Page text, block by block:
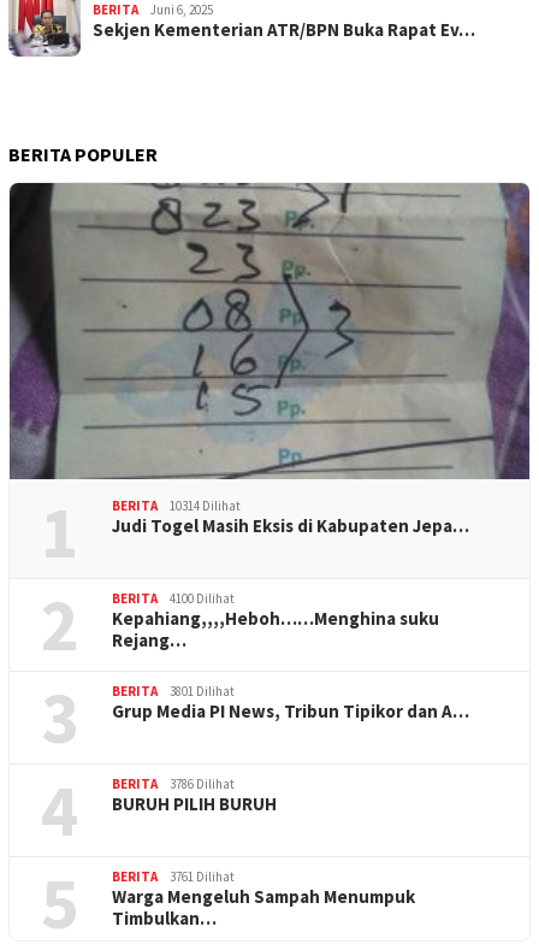
BERITA Juni 6, 2025
Sekjen Kementerian ATR/BPN Buka Rapat Ev…
BERITA POPULER
1 BERITA 10314 Dilihat
Judi Togel Masih Eksis di Kabupaten Jepa…
2 BERITA 4100 Dilihat
Kepahiang,,,,Heboh……Menghina suku
Rejang…
3 BERITA 3801 Dilihat
Grup Media PI News, Tribun Tipikor dan A…
4 BERITA 3786 Dilihat
BURUH PILIH BURUH
5 BERITA 3761 Dilihat
Warga Mengeluh Sampah Menumpuk
Timbulkan…